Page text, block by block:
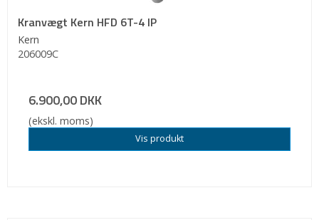
Kranvægt Kern HFD 6T-4 IP
Kern
206009C
6.900,00 DKK
(ekskl. moms)
Vis produkt